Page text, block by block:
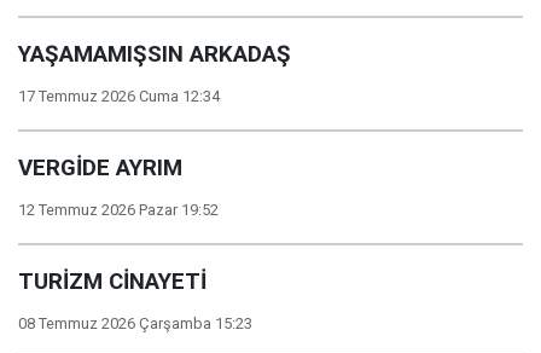
YAŞAMAMIŞSIN ARKADAŞ
17 Temmuz 2026 Cuma 12:34
VERGİDE AYRIM
12 Temmuz 2026 Pazar 19:52
TURİZM CİNAYETİ
08 Temmuz 2026 Çarşamba 15:23